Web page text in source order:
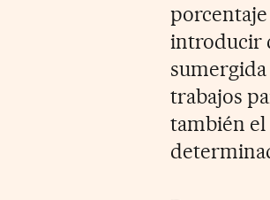
introducir
trabajos
también